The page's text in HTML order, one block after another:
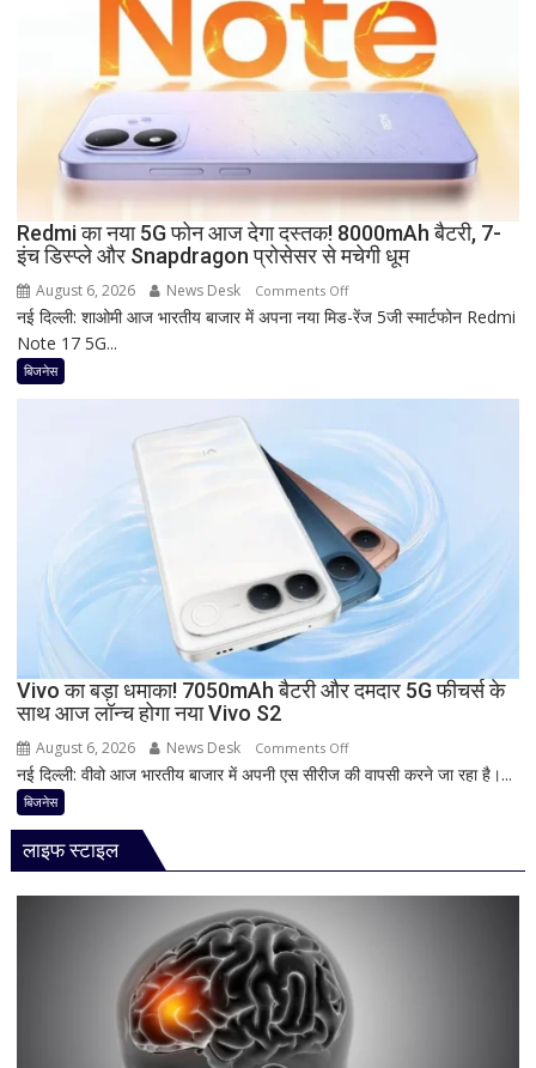
रहा
Bank
सिटीजन
को
मिल
ज्यादा
Redmi का नया 5G फोन आज देगा दस्तक! 8000mAh बैटरी, 7-
इंच डिस्प्ले और Snapdragon प्रोसेसर से मचेगी धूम
August 6, 2026 News Desk Comments Offon
Redmi
दस्तक!
8000mAh
बैटरी,
7-
इंच
डिस्प्ले
और
Snapdragon
मचेगी
नई दिल्ली: शाओमी आज भारतीय बाजार में अपना नया मिड-रेंज 5जी स्मार्टफोन Redmi
Note 17 5G...
बिजनेस
Vivo का बड़ा धमाका! 7050mAh बैटरी और दमदार 5G फीचर्स के
साथ आज लॉन्च होगा नया Vivo S2
August 6, 2026 News Desk Comments Offon
Vivo
5G
के
नई दिल्ली: वीवो आज भारतीय बाजार में अपनी एस सीरीज की वापसी करने जा रहा है।...
बिजनेस
लाइफ स्टाइल